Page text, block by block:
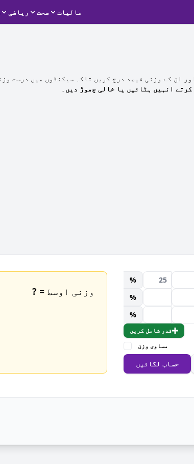
مالیات صحت ریاضی
ان کے وزنی فیصد درج کریں تاکہ سیکنڈوں میں درست
انہیں ہٹائیں یا خالی چھوڑ دیں۔
%
%
%
قدر شامل کریں
مساوی وزن
حساب لگائیں
وزنی اوسط = ?